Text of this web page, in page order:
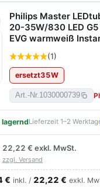
Philips Master
20-35W/830 LED
EVG warmweiß
(1)
ersetzt35W
Art.-Nr.1030000739
lagerndLieferzeit 1–2
22,22 € exkl. MwSt.
zzgl. Versand
€ inkl. / 22,22 € exkl.